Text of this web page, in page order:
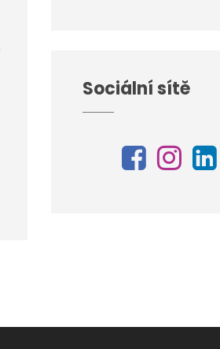
Sociální sítě